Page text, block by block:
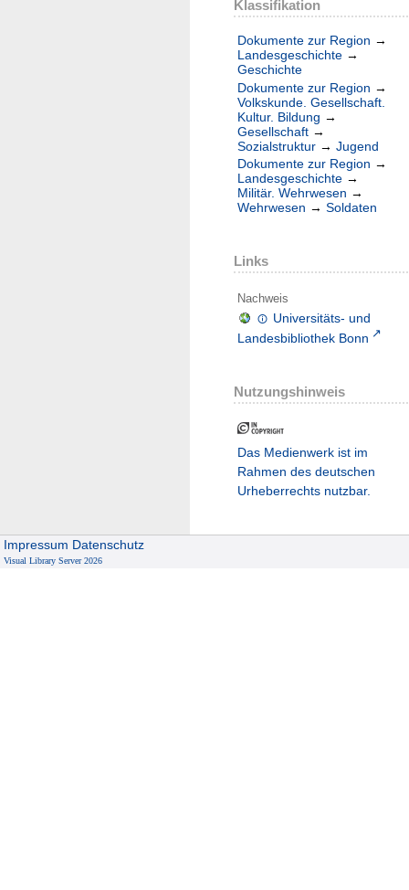
Klassifikation
Dokumente zur Region →
Landesgeschichte →
Geschichte
Dokumente zur Region →
Volkskunde. Gesellschaft.
Kultur. Bildung →
Gesellschaft →
Sozialstruktur → Jugend
Dokumente zur Region →
Landesgeschichte →
Militär. Wehrwesen →
Wehrwesen → Soldaten
Links
Nachweis
Universitäts- und
Landesbibliothek Bonn
Nutzungshinweis
Das Medienwerk ist im
Rahmen des deutschen
Urheberrechts nutzbar.
Impressum Datenschutz
Visual Library Server 2026